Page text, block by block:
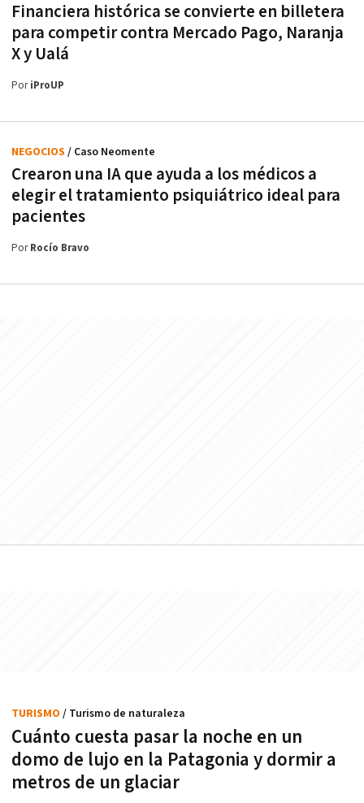
Financiera histórica se convierte en billetera
para competir contra Mercado Pago, Naranja
X y Ualá
PoriProUP
Crearon una IA que ayuda a los médicos a
elegir el tratamiento psiquiátrico ideal para
pacientes
NEGOCIOS / Caso Neomente
PorRocío Bravo
Cuánto cuesta pasar la noche en un
domo de lujo en la Patagonia y dormir a
metros de un glaciar
TURISMO / Turismo de naturaleza